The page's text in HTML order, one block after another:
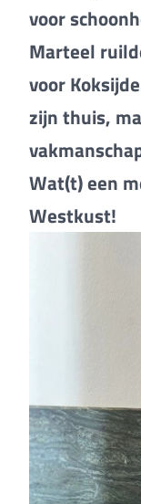
voor
Marteel
voor
zijn thuis,
Wat(t) een
Westkust!